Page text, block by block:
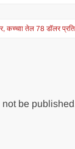
कच्चाा तेल 78 डॉलर
be